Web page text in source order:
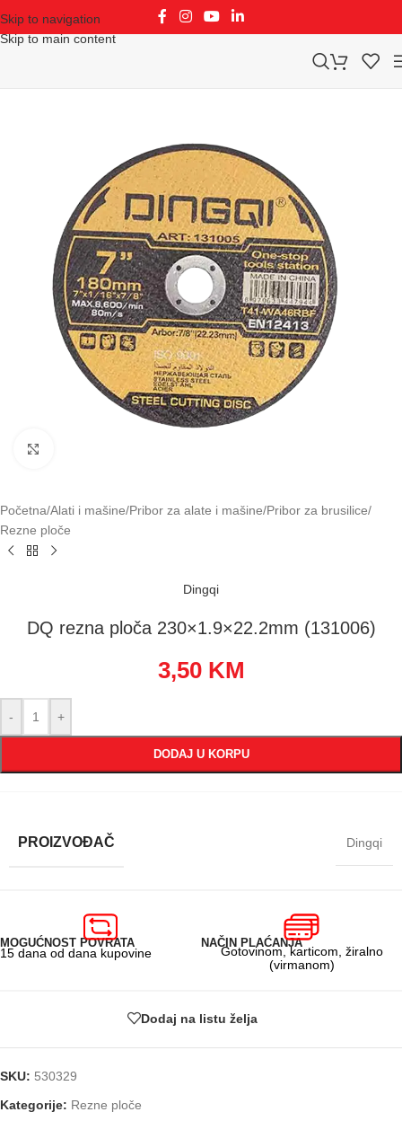
Skip to navigation
Skip to main content
Početna/Alati i mašine/Pribor za alate i mašine/Pribor za brusilice/
Rezne ploče
Dingqi
DQ rezna ploča 230×1.9×22.2mm (131006)
3,50 KM
- +
DODAJ U KORPU
PROIZVOĐAČ Dingqi
MOGUĆNOST POVRATA
15 dana od dana kupovine
NAČIN PLAĆANJA
Gotovinom, karticom, žiralno
(virmanom)
Dodaj na listu želja
SKU: 530329
Kategorije: Rezne ploče